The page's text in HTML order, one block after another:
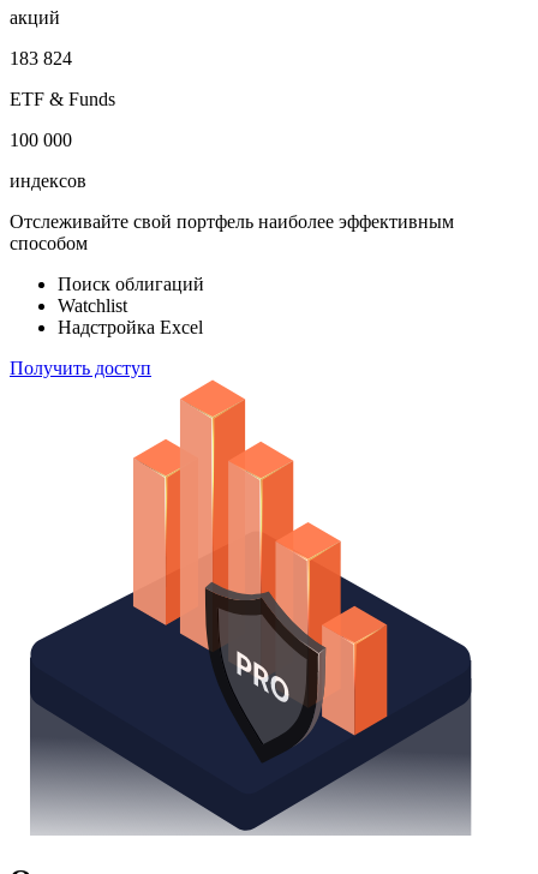
акций
183 824
ETF & Funds
100 000
индексов
Отслеживайте свой портфель наиболее эффективным
способом
Поиск облигаций
Watchlist
Надстройка Excel
Получить доступ